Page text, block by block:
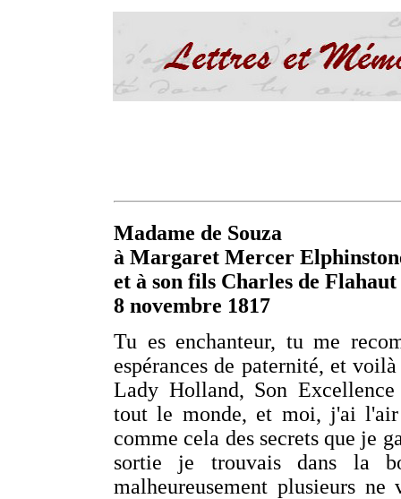
Madame de Souza
à Margaret Mercer
et à son fils Charles de Flahaut
8 novembre 1817
Tu es enchanteur, tu me
espérances de paternité, et
Lady Holland, Son Excellence
tout le monde, et moi, j'ai
comme cela des secrets que je
sortie je trouvais dans la
malheureusement plusieurs